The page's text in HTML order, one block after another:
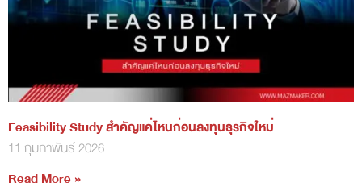
Feasibility Study สำคัญแค่ไหนก่อนลงทุนธุรกิจใหม่
11 กุมภาพันธ์ 2026
Read More »